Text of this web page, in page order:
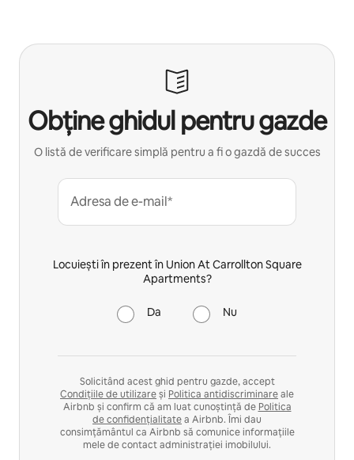
Obține ghidul pentru gazde
O listă de verificare simplă pentru a fi o gazdă de succes
Adresa de e-mail*
Locuiești în prezent în Union At Carrollton Square
Apartments?
Da Nu
Solicitând acest ghid pentru gazde, accept
Condițiile de utilizareși Politica antidiscriminareale
Airbnb și confirm că am luat cunoștință de Politica
de confidențialitatea Airbnb. Îmi dau
consimțământul ca Airbnb să comunice informațiile
mele de contact administrației imobilului.